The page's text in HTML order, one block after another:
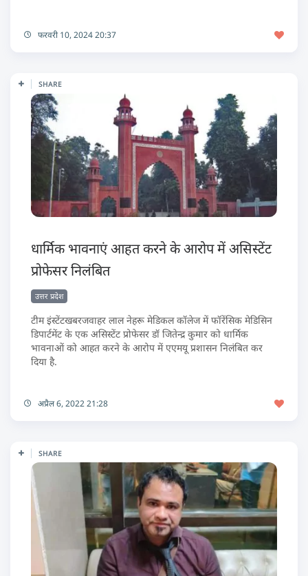
फरवरी 10, 2024 20:37
SHARE
धार्मिक भावनाएं आहत करने के आरोप में असिस्टेंट
प्रोफेसर निलंबित
उत्तर प्रदेश
टीम इंस्टेंटखबरजवाहर लाल नेहरू मेडिकल कॉलेज में फॉरेंसिक मेडिसिन
डिपार्टमेंट के एक असिस्टेंट प्रोफेसर डॉ जितेन्द्र कुमार को धार्मिक
भावनाओं को आहत करने के आरोप में एएमयू प्रशासन निलंबित कर
दिया है.
अप्रैल 6, 2022 21:28
SHARE